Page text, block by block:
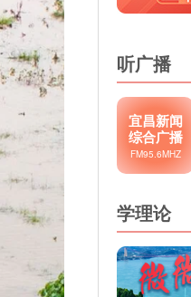
听广播
宜昌新闻
综合广播
FM95.6MHZ
学理论